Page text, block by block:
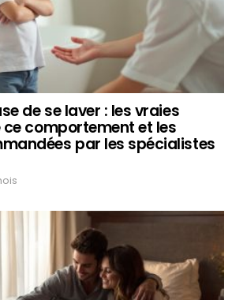
de se laver : les vraies
comportement et les
par les spécialistes